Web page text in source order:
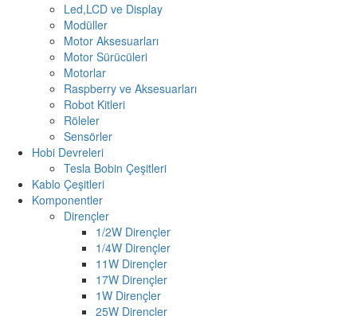
Led,LCD ve Display
Modüller
Motor Aksesuarları
Motor Sürücüleri
Motorlar
Raspberry ve Aksesuarları
Robot Kitleri
Röleler
Sensörler
Hobi Devreleri
Tesla Bobin Çeşitleri
Kablo Çeşitleri
Komponentler
Dirençler
1/2W Dirençler
1/4W Dirençler
11W Dirençler
17W Dirençler
1W Dirençler
25W Dirençler